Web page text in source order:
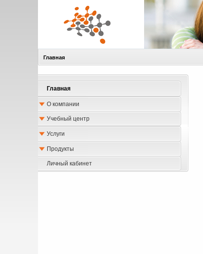
Главная
Главная
О компании
Учебный центр
Услуги
Продукты
Личный кабинет